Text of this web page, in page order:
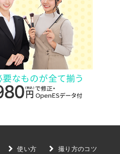
使い方
撮り方のコツ